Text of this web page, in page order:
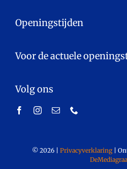
Openingstijden
Voor de actuele
Volg ons
© 2026 | Privacyverklaring|